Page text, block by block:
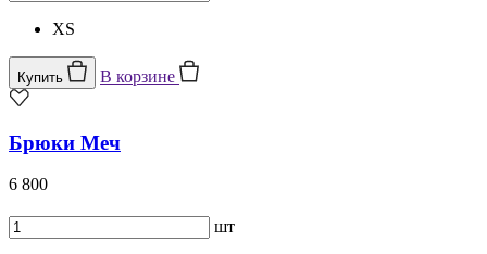
XS
Купить В корзине
Брюки Меч
6 800
шт